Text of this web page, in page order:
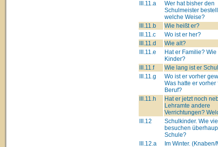
III.11.a
Wer hat bisher den
Schulmeister
welche Weise?
III.11.b
Wie heißt er?
III.11.c
Wo ist er her?
III.11.d
Wie alt?
III.11.e
Hat er Familie?
Kinder?
III.11.f
Wie lang ist er
III.11.g
Wo ist er vorher
Was hatte er vorher
Beruf?
III.11.h
Hat er jetzt noch
Lehramte andere
Verrichtungen?
III.12
Schulkinder. Wie
besuchen
Schule?
III.12.a
Im Winter.